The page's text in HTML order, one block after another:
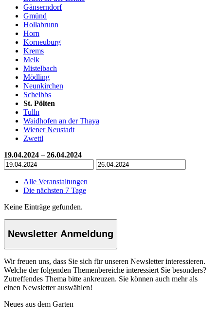
Gänserndorf
Gmünd
Hollabrunn
Horn
Korneuburg
Krems
Melk
Mistelbach
Mödling
Neunkirchen
Scheibbs
St. Pölten
Tulln
Waidhofen an der Thaya
Wiener Neustadt
Zwettl
19.04.2024 – 26.04.2024
Alle Veranstaltungen
Die nächsten 7 Tage
Keine Einträge gefunden.
Newsletter Anmeldung
Wir freuen uns, dass Sie sich für unseren Newsletter interessieren.
Welche der folgenden Themenbereiche interessiert Sie besonders?
Zutreffendes Thema bitte ankreuzen. Sie können auch mehr als
einen Newsletter auswählen!
Neues aus dem Garten